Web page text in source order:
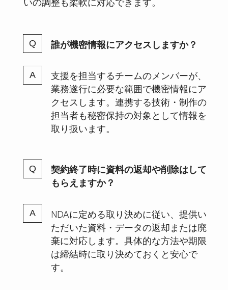
誰が機密情報にアクセスしますか？
支援を担当するチームのメンバーが、
業務遂行に必要な範囲で機密情報にア
クセスします。連携する技術・制作の
担当者も秘密保持の対象として情報を
取り扱います。
契約終了時に資料の返却や削除はして
もらえますか？
NDAに定める取り決めに従い、提供い
ただいた資料・データの返却または廃
棄に対応します。具体的な方法や期限
は締結時に取り決めておくと安心で
す。